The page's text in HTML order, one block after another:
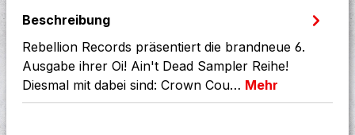
Beschreibung
Rebellion Records präsentiert die brandneue 6.
Ausgabe ihrer Oi! Ain't Dead Sampler Reihe!
Diesmal mit dabei sind: Crown Cou… Mehr